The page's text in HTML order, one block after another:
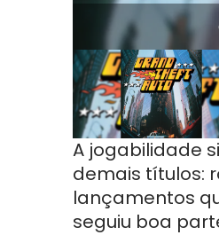
A jogabilidade
demais títulos:
lançamentos
seguiu boa